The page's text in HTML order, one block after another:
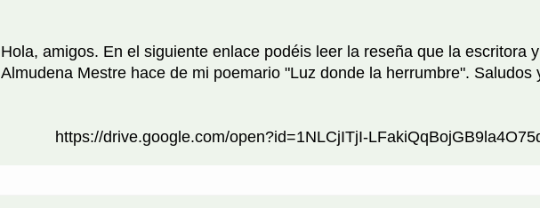
Hola, amigos. En el siguiente enlace podéis leer la reseña que la escritora
Almudena Mestre hace de mi poemario "Luz donde la herrumbre". Saludos
https://drive.google.com/open?id=1NLCjITjI-